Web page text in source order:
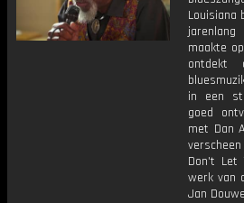
Louisiana
maakte
ontdekt
in een
goed
met Dan
Don't Let
werk van
Jan